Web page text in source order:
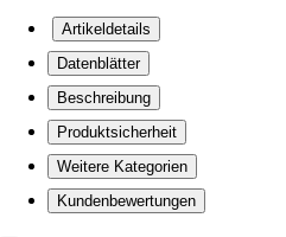
Artikeldetails
Datenblätter
Beschreibung
Produktsicherheit
Weitere Kategorien
Kundenbewertungen